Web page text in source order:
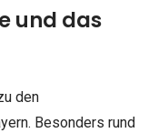
und das
den
Besonders rund